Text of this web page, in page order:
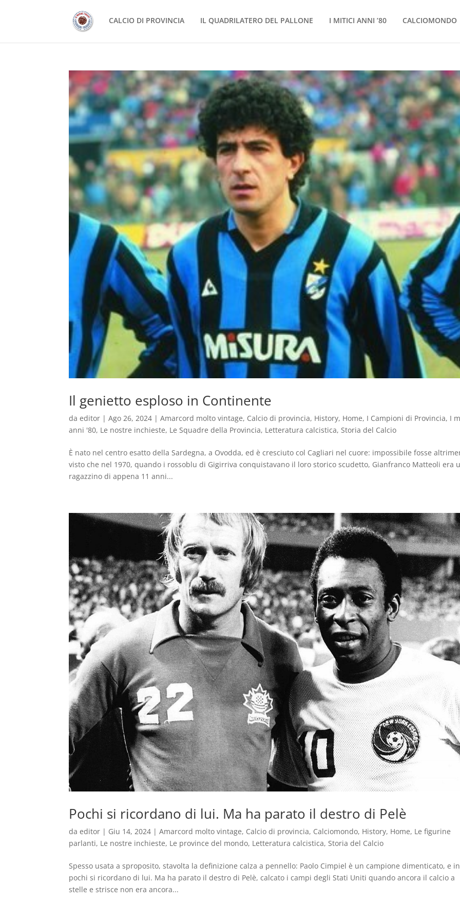
CALCIO DI PROVINCIA IL QUADRILATERO DEL PALLONE I MITICI ANNI ’80 CALCIOMONDO
Il genietto esploso in Continente
daeditor |Ago 26, 2024 |Amarcord molto vintage, Calcio di provincia, History, Home, I Campioni di Provincia, I
anni '80, Le nostre inchieste, Le Squadre della Provincia, Letteratura calcistica,Storia del Calcio
È nato nel centro esatto della Sardegna, a Ovodda, ed è cresciuto col Cagliari nel cuore: impossibile fosse
visto che nel 1970, quando i rossoblu di Gigirriva conquistavano il loro storico scudetto, Gianfranco Matteoli era
ragazzino di appena 11 anni...
Pochi si ricordano di lui. Ma ha parato il destro di Pelè
daeditor | Giu 14, 2024 |Amarcord molto vintage, Calcio di provincia, Calciomondo, History, Home, Le figurine
parlanti, Le nostre inchieste, Le province del mondo, Letteratura calcistica, Storia del Calcio
Spesso usata a sproposito, stavolta la definizione calza a pennello: Paolo Cimpiel è un campione dimenticato, e in
pochi si ricordano di lui. Ma ha parato il destro di Pelè, calcato i campi degli Stati Uniti quando ancora il calcio a
stelle e strisce non era ancora...